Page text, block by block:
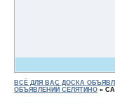
ВСЁ ДЛЯ ВАС ДОСКА
ОБЪЯВЛЕНИЙ СЕЛЯТИНО »